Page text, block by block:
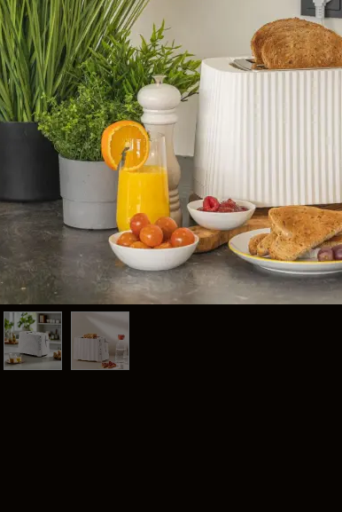
Tilo & Partners
Fima Carlo Frattini
@fima.uruguay
Linie Design